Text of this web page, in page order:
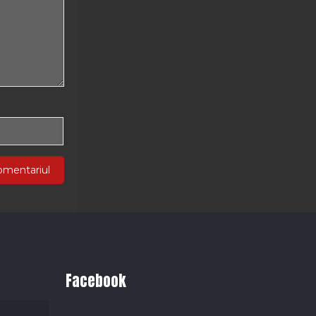
Facebook